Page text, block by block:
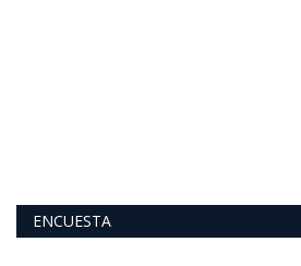
ENCUESTA